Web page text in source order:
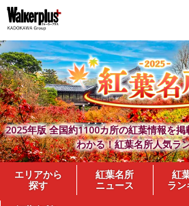
2025年版 全国約1100カ所の紅葉情報を
わかる！紅葉名所人気ラ
エリアから
探す
紅葉名所
ニュース
紅
ラ